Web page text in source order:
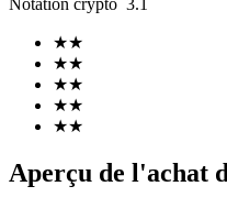
★★
★★
★★
★★
★★
Aperçu de l'achat